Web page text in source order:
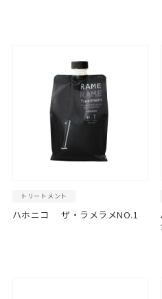
トリートメント
ハホニコ ザ・ラメラメNO.1